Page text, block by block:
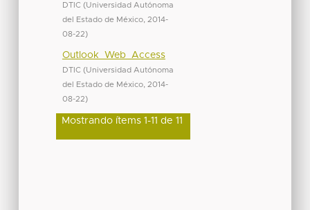
DTIC (Universidad Autónoma
del Estado de México, 2014-
08-22)
Outlook_Web_Access
DTIC (Universidad Autónoma
del Estado de México, 2014-
08-22)
Mostrando ítems 1-11 de 11